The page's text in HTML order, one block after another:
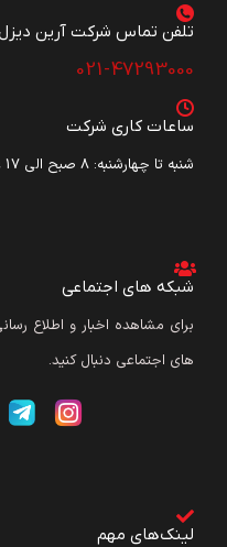
تلفن تماس شرکت آرین
021-47293000
ساعات کاری شرکت
شنبه تا چهارشنبه: ۸ صبح الی 17 عصر
شبکه های اجتماعی
برای مشاهده اخبار و اطلاع
های اجتماعی دنبال کنید.
لینک‌های مهم